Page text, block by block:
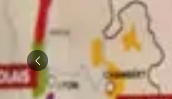
Champagne Veuve Clicquot
Château de Pommard
Château Cadet Bon
Emile Beyer
Pressoria
Prev